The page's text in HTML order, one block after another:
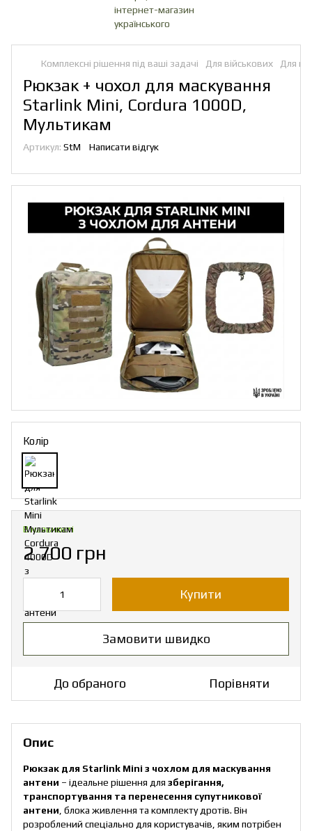
Комплексні рішення під ваші задачі Для військових Для
Рюкзак + чохол для маскування
Starlink Mini, Cordura 1000D,
Мультикам
Артикул: StM Написати відгук
Колір
В наявності
2 700 грн
Купити
Замовити швидко
До обраного Порівняти
Опис
Рюкзак для Starlink Mini з чохлом для маскування
антени – ідеальне рішення для зберігання,
транспортування та перенесення супутникової
антени , блока живлення та комплекту дротів. Він
розроблений спеціально для користувачів, яким потрібен